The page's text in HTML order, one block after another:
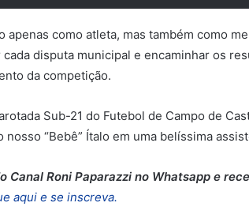
apenas como atleta, mas também como
disputa municipal e encaminhar os
da competição.
Sub-21 do Futebol de Campo de
“Bebê” Ítalo em uma belíssima
Canal Roni Paparazzi no Whatsapp e
aqui e se inscreva.